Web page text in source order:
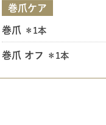
巻爪ケア
巻爪 ＊1本
巻爪 オフ ＊1本